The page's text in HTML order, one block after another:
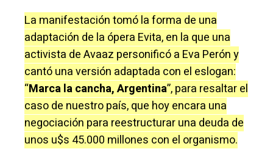
La manifestación tomó la forma de una
adaptación de la ópera Evita, en la que una
activista de Avaaz personificó a Eva Perón y
cantó una versión adaptada con el eslogan:
“Marca la cancha, Argentina”, para resaltar el
caso de nuestro país, que hoy encara una
negociación para reestructurar una deuda de
unos u$s 45.000 millones con el organismo.